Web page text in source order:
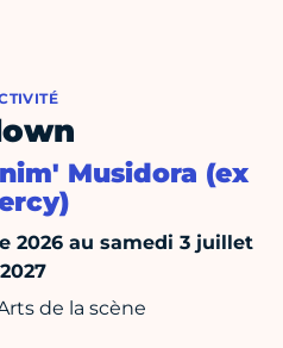
Musidora (ex
2026 au samedi 3 juillet
2027
de la scène